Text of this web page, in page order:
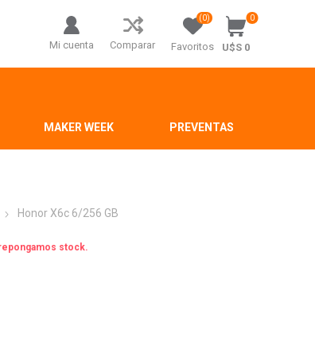
Mi cuenta Comparar Favoritos
(0) 0
U$S 0
MAKER WEEK PREVENTAS
Honor X6c 6/256 GB
stock.